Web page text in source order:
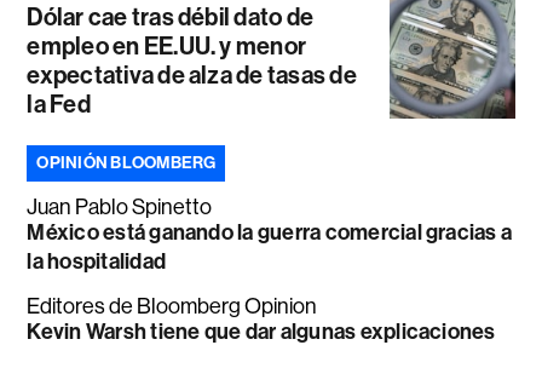
Dólar cae tras débil dato de
empleo en EE.UU. y menor
expectativa de alza de tasas de
la Fed
OPINIÓN BLOOMBERG
Juan Pablo Spinetto
México está ganando la guerra comercial gracias a
la hospitalidad
Editores de Bloomberg Opinion
Kevin Warsh tiene que dar algunas explicaciones